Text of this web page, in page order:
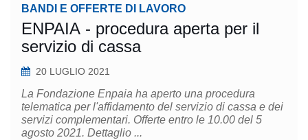
BANDI E OFFERTE DI LAVORO
ENPAIA - procedura aperta per il
servizio di cassa
20 LUGLIO 2021
La Fondazione Enpaia ha aperto una procedura
telematica per l'affidamento del servizio di cassa e dei
servizi complementari. Offerte entro le 10.00 del 5
agosto 2021. Dettaglio ...